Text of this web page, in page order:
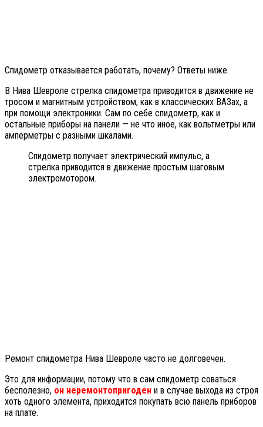
Спидометр отказывается работать, почему? Ответы ниже.
В Нива Шевроле стрелка спидометра приводится в движение не
тросом и магнитным устройством, как в классических ВАЗах, а
при помощи электроники. Сам по себе спидометр, как и
остальные приборы на панели — не что иное, как вольтметры или
амперметры с разными шкалами.
Спидометр получает электрический импульс, а
стрелка приводится в движение простым шаговым
электромотором.
Ремонт спидометра Нива Шевроле часто не долговечен.
Это для информации, потому что в сам спидометр соваться
бесполезно, он неремонтопригоден и в случае выхода из строя
хоть одного элемента, приходится покупать всю панель приборов
на плате.